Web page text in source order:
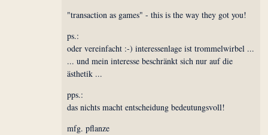
"transaction as games" - this is the way they got you!
ps.:
oder vereinfacht :-) interessenlage ist trommelwirbel ...
... und mein interesse beschränkt sich nur auf die
ästhetik ...
pps.:
das nichts macht entscheidung bedeutungsvoll!
mfg. pflanze